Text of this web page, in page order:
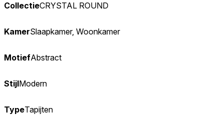
CollectieCRYSTAL ROUND
KamerSlaapkamer, Woonkamer
MotiefAbstract
StijlModern
TypeTapijten